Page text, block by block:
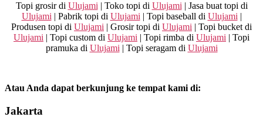
Topi grosir di Ulujami | Toko topi di Ulujami | Jasa buat topi di
Ulujami | Pabrik topi di Ulujami | Topi baseball di Ulujami |
Produsen topi di Ulujami | Grosir topi di Ulujami | Topi bucket di
Ulujami | Topi custom di Ulujami | Topi rimba di Ulujami | Topi
pramuka di Ulujami | Topi seragam di Ulujami
Atau Anda dapat berkunjung ke tempat kami di:
Jakarta